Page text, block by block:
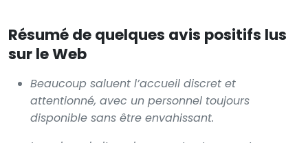
Résumé de quelques avis positifs lus
sur le Web
Beaucoup saluent l’accueil discret et
attentionné, avec un personnel toujours
disponible sans être envahissant.